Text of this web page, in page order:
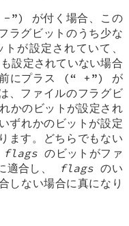
- ”) が付く場合、この
ラグビットのうち少な
が設定されていて、
設定されていない場合
前にプラス (“ + ”) が
、ファイルのフラグビ
かのビットが設定され
ずれかのビットが設定
ます。どちらでもない
flagsのビットがファ
適合し、
flagsのい
しない場合に真になり